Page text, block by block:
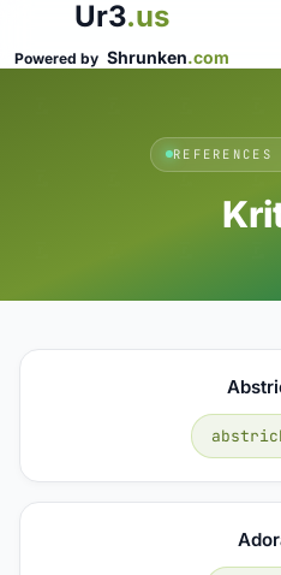
Ur3.us
Powered by Shrunken.com